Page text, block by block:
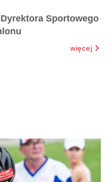
Sportowego
więcej